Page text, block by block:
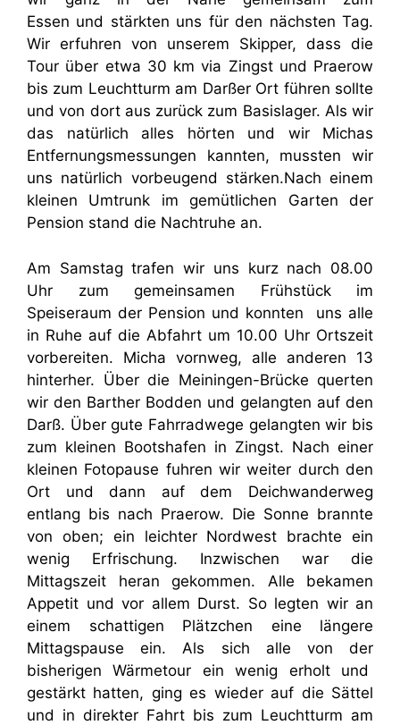
Essen und stärkten uns für den nächsten Tag.
Wir erfuhren von unserem Skipper, dass die
Tour über etwa 30 km via Zingst und Praerow
bis zum Leuchtturm am Darßer Ort führen sollte
und von dort aus zurück zum Basislager. Als wir
das natürlich alles hörten und wir Michas
Entfernungsmessungen kannten, mussten wir
uns natürlich vorbeugend stärken.Nach einem
kleinen Umtrunk im gemütlichen Garten der
Pension stand die Nachtruhe an.
Am Samstag trafen wir uns kurz nach 08.00
Uhr zum gemeinsamen Frühstück im
Speiseraum der Pension und konnten uns alle
in Ruhe auf die Abfahrt um 10.00 Uhr Ortszeit
vorbereiten. Micha vornweg, alle anderen 13
hinterher. Über die Meiningen-Brücke querten
wir den Barther Bodden und gelangten auf den
Darß. Über gute Fahrradwege gelangten wir bis
zum kleinen Bootshafen in Zingst. Nach einer
kleinen Fotopause fuhren wir weiter durch den
Ort und dann auf dem Deichwanderweg
entlang bis nach Praerow. Die Sonne brannte
von oben; ein leichter Nordwest brachte ein
wenig Erfrischung. Inzwischen war die
Mittagszeit heran gekommen. Alle bekamen
Appetit und vor allem Durst. So legten wir an
einem schattigen Plätzchen eine längere
Mittagspause ein. Als sich alle von der
bisherigen Wärmetour ein wenig erholt und
gestärkt hatten, ging es wieder auf die Sättel
und in direkter Fahrt bis zum Leuchtturm am